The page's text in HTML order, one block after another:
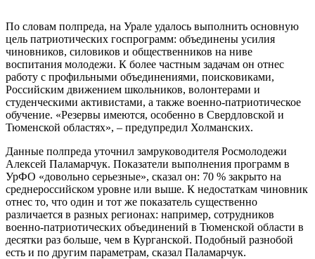
По словам полпреда, на Урале удалось выполнить основную
цель патриотических госпрограмм: объединены усилия
чиновников, силовиков и общественников на ниве
воспитания молодежи. К более частным задачам он отнес
работу с профильными объединениями, поисковиками,
Российским движением школьников, волонтерами и
студенческими активистами, а также военно-патриотическое
обучение. «Резервы имеются, особенно в Свердловской и
Тюменской областях», – предупредил Холманских.
Данные полпреда уточнил замруководителя Росмолодежи
Алексей Паламарчук. Показатели выполнения программ в
УрФО «довольно серьезные», сказал он: 70 % закрыто на
среднероссийском уровне или выше. К недостаткам чиновник
отнес то, что один и тот же показатель существенно
различается в разных регионах: например, сотрудников
военно-патриотических объединений в Тюменской области в
десятки раз больше, чем в Курганской. Подобный разнобой
есть и по другим параметрам, сказал Паламарчук.